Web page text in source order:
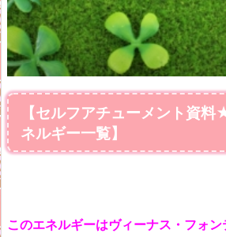
【セルフアチューメント資
ネルギー一覧】
このエネルギーはヴィーナス・フォ